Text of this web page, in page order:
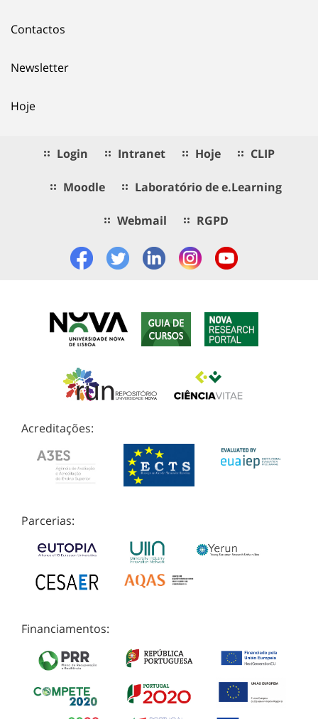
Contactos
Newsletter
Hoje
Login Intranet Hoje CLIP
Moodle Laboratório de e.Learning
Webmail RGPD
Acreditações:
Parcerias:
Financiamentos: